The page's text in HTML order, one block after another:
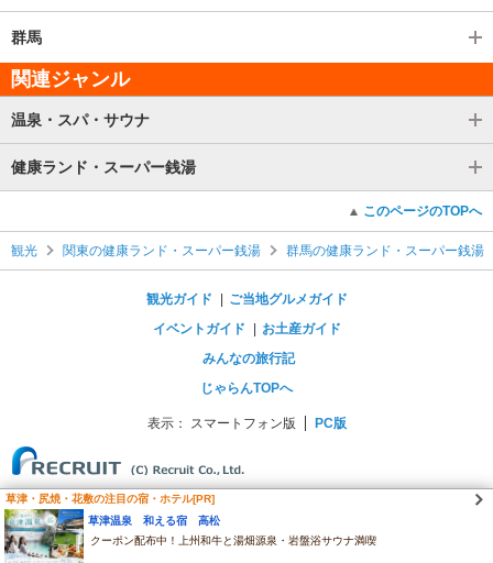
群馬
関連ジャンル
温泉・スパ・サウナ
健康ランド・スーパー銭湯
このページのTOPへ
観光 関東の健康ランド・スーパー銭湯 群馬の健康ランド・スーパー銭湯
観光ガイド
ご当地グルメガイド
イベントガイド
お土産ガイド
みんなの旅行記
じゃらんTOPへ
表示： スマートフォン版 PC版
草津・尻焼・花敷の注目の宿・ホテル[PR]
草津温泉 和える宿 高松
クーポン配布中！上州和牛と湯畑源泉・岩盤浴サウナ満喫